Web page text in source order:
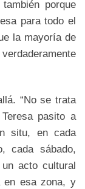
porque
para todo el
la mayoría de
“No se trata
pasito a
situ, en cada
cada sábado,
acto cultural
en esa zona, y